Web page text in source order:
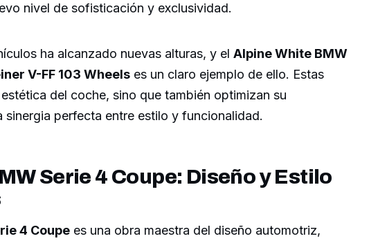
nivel de sofisticación y exclusividad.
ha alcanzado nuevas alturas, y el Alpine White BMW
V-FF 103 Wheels es un claro ejemplo de ello. Estas
del coche, sino que también optimizan su
sinergia perfecta entre estilo y funcionalidad.
Serie 4 Coupe: Diseño y Estilo
4 Coupe es una obra maestra del diseño automotriz,